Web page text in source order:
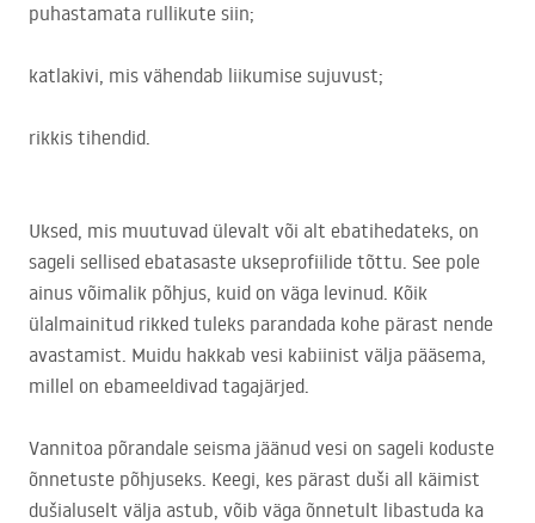
puhastamata rullikute siin;
katlakivi, mis vähendab liikumise sujuvust;
rikkis tihendid.
Uksed, mis muutuvad ülevalt või alt ebatihedateks, on
sageli sellised ebatasaste ukseprofiilide tõttu. See pole
ainus võimalik põhjus, kuid on väga levinud. Kõik
ülalmainitud rikked tuleks parandada kohe pärast nende
avastamist. Muidu hakkab vesi kabiinist välja pääsema,
millel on ebameeldivad tagajärjed.
Vannitoa põrandale seisma jäänud vesi on sageli koduste
õnnetuste põhjuseks. Keegi, kes pärast duši all käimist
dušialuselt välja astub, võib väga õnnetult libastuda ka